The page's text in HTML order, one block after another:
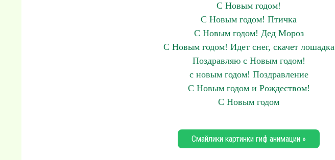
С Новым годом!
С Новым годом! Птичка
С Новым годом! Дед Мороз
С Новым годом! Идет снег, скачет лошадка
Поздравляю с Новым годом!
с новым годом! Поздравление
С Новым годом и Рождеством!
С Новым годом
Смайлики картинки гиф анимации »